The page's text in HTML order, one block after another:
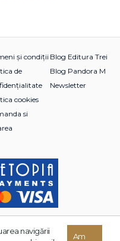
și condiții
de
cookies
si
Blog Editura Trei
Blog Pandora M
Newsletter
drepturile rezervate.
navigării
Am